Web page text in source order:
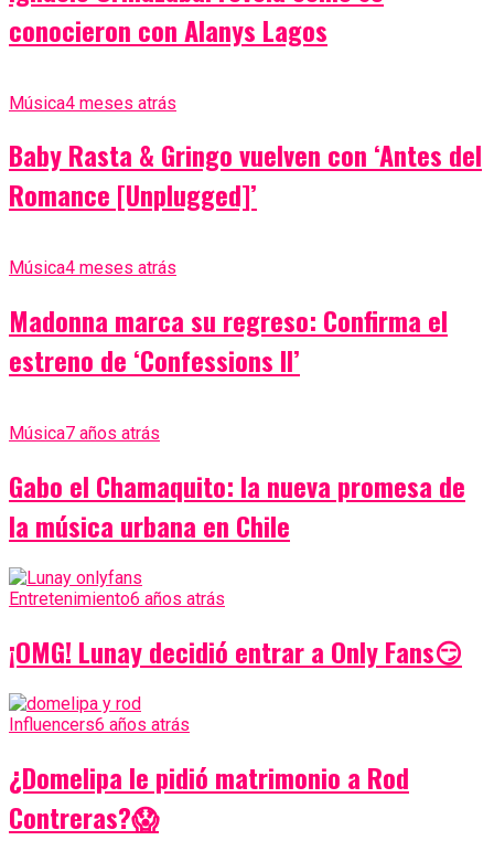
conocieron con Alanys Lagos
Música4 meses atrás
Baby Rasta & Gringo vuelven con ‘Antes del
Romance [Unplugged]’
Música4 meses atrás
Madonna marca su regreso: Confirma el
estreno de ‘Confessions II’
Música7 años atrás
Gabo el Chamaquito: la nueva promesa de
la música urbana en Chile
Entretenimiento6 años atrás
¡OMG! Lunay decidió entrar a Only Fans😏
Influencers6 años atrás
¿Domelipa le pidió matrimonio a Rod
Contreras?😱